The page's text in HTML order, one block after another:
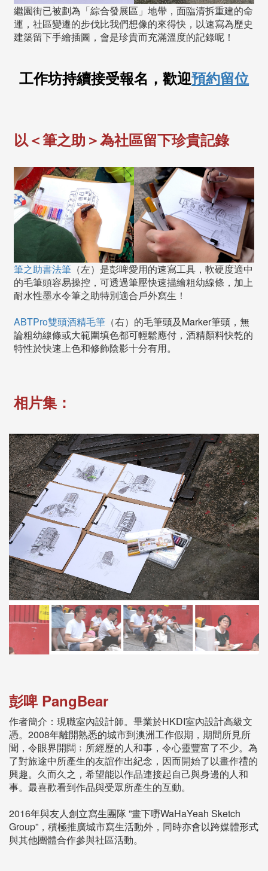
繼園街已被劃為「綜合發展區」地帶，面臨清拆重建的命
運，社區變遷的步伐比我們想像的來得快，以速寫為歷史
建築留下手繪插圖，會是珍貴而充滿溫度的記錄呢！
工作坊持續接受報名，歡迎預約留位
以＜筆之助＞為社區留下珍貴記錄
筆之助書法筆 （左）是彭啤愛用的速寫工具，軟硬度適中
的毛筆頭容易操控，可透過筆壓快速描繪粗幼線條，加上
耐水性墨水令筆之助特別適合戶外寫生！
ABTPro雙頭酒精毛筆 （右）的毛筆頭及Marker筆頭，無
論粗幼線條或大範圍填色都可輕鬆應付，酒精顏料快乾的
特性於快速上色和修飾陰影十分有用。
相片集：
彭啤 PangBear
作者簡介：現職室內設計師。畢業於HKDI室內設計高級文
憑。2008年離開熟悉的城市到澳洲工作假期，期間所見所
聞，令眼界開闊﹔所經歷的人和事，令心靈豐富了不少。為
了對旅途中所產生的友誼作出紀念，因而開始了以畫作禮的
興趣。久而久之，希望能以作品連接起自己與身邊的人和
事。最喜歡看到作品與受眾所產生的互動。
2016年與友人創立寫生團隊 ”畫下嘢WaHaYeah Sketch
Group”，積極推廣城市寫生活動外，同時亦會以跨媒體形式
與其他團體合作參與社區活動。